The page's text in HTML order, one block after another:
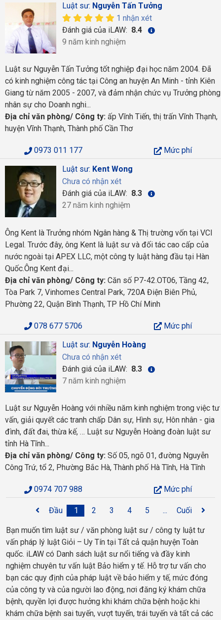
Luật sư: Nguyễn Tấn Tưởng
1 nhận xét
Đánh giá của iLAW: 8.4
9 năm kinh nghiệm
Luật sư Nguyễn Tấn Tưởng tốt nghiệp đại học năm 2004. Đã
có kinh nghiệm công tác tại Công an huyện An Minh - tỉnh Kiên
Giang từ năm 2005 - 2007, và đảm nhận chức vụ Trưởng phòng
nhân sự cho Doanh nghi...
Địa chỉ văn phòng/ Công ty: ấp Vĩnh Tiến, thị trấn Vĩnh Thạnh,
huyện Vĩnh Thạnh, Thành phố Cần Thơ
0973 011 177
Mức phí
Luật sư: Kent Wong
Chưa có nhận xét
Đánh giá của iLAW: 8.3
27 năm kinh nghiệm
Ông Kent là Trưởng nhóm Ngân hàng & Thị trường vốn tại VCI
Legal. Trước đây, ông Kent là luật sư và đối tác cao cấp của
nước ngoài tại APEX LLC, một công ty luật hàng đầu tại Hàn
Quốc.Ông Kent đại...
Địa chỉ văn phòng/ Công ty: Căn số P7-42.OT06, Tầng 42,
Tòa Park 7, Vinhomes Central Park, 720A Điện Biên Phủ,
Phường 22, Quận Bình Thạnh, TP Hồ Chí Minh
078 677 5706
Mức phí
Luật sư: Nguyễn Hoàng
Chưa có nhận xét
Đánh giá của iLAW: 8.3
7 năm kinh nghiệm
Luật sư Nguyễn Hoàng với nhiều năm kinh nghiệm trong việc tư
vấn, giải quyết các tranh chấp Dân sự, Hình sự, Hôn nhân - gia
đình, đất đai, thừa kế, … Luật sư Nguyễn Hoàng đoàn luật sư
tỉnh Hà Tĩnh...
Địa chỉ văn phòng/ Công ty: Số 05, ngõ 01, đường Nguyễn
Công Trứ, tổ 2, Phường Bắc Hà, Thành phố Hà Tĩnh, Hà Tĩnh
0974 707 988 Mức phí
Đầu 1 2 3 4 5 ... Cuối
Bạn muốn tìm luật sư / văn phòng luật sư / công ty luật tư
vấn pháp lý luật Giỏi – Uy Tín tại Tất cả quận huyện Toàn
quốc. iLAW có Danh sách luật sư nổi tiếng và đầy kinh
nghiệm chuyên tư vấn luật Bảo hiểm y tế. Hỗ trợ tư vấn cho
bạn các quy định của pháp luật về bảo hiểm y tế, mức đóng
của công ty và của người lao động, nơi đăng ký khám chữa
bệnh, quyền lợi được hưởng khi khám chữa bệnh hoặc khi
khám chữa bệnh sai tuyến, vượt tuyến, trái tuyến và tất cả các